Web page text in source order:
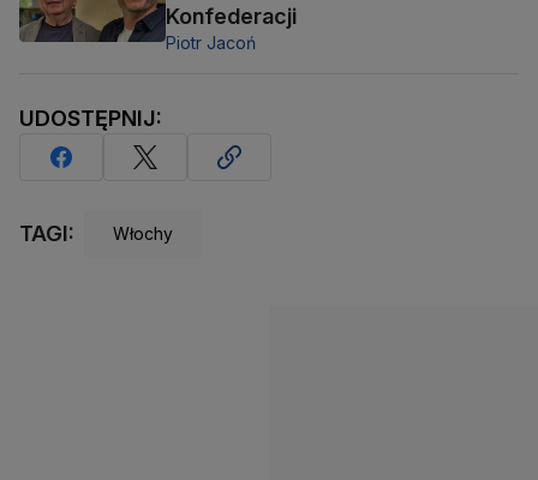
Konfederacji
Piotr Jacoń
UDOSTĘPNIJ:
TAGI: Włochy